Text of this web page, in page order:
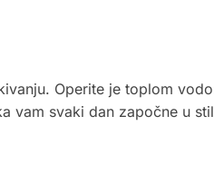
Operite je toplom
vam svaki dan započne u